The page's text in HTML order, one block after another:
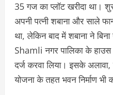
35 गज का प्लॉट खरीदा था।
अपनी पत्नी शबाना और साले
था, लेकिन बाद में शबाना ने
Shamli नगर पालिका के
दर्ज करवा लिया। इसके
योजना के तहत भवन निर्माण भी